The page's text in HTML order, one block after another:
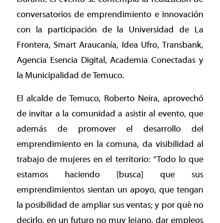
conversatorios de emprendimiento e innovación
con la participación de la Universidad de La
Frontera, Smart Araucanía, Idea Ufro, Transbank,
Agencia Esencia Digital, Academia Conectadas y
la Municipalidad de Temuco.
El alcalde de Temuco, Roberto Neira, aprovechó
de invitar a la comunidad a asistir al evento, que
además de promover el desarrollo del
emprendimiento en la comuna, da visibilidad al
trabajo de mujeres en el territorio: “Todo lo que
estamos haciendo [busca] que sus
emprendimientos sientan un apoyo, que tengan
la posibilidad de ampliar sus ventas; y por qué no
decirlo, en un futuro no muy lejano, dar empleos